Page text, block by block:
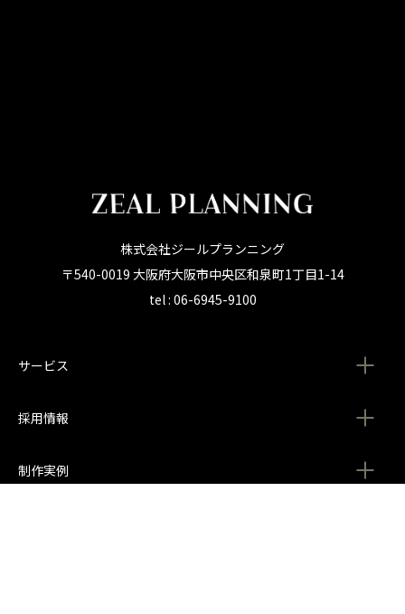
株式会社ジールプランニング
〒540-0019 大阪府大阪市中央区和泉町1丁目1-14
tel : 06-6945-9100
サービス
採用情報
制作実例